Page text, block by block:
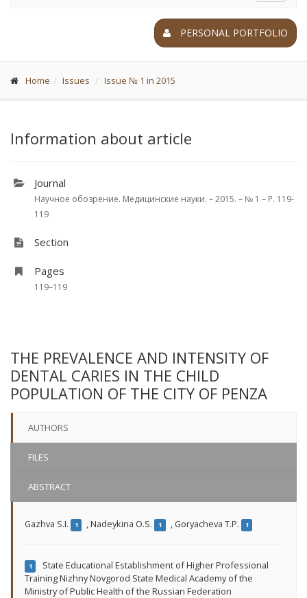
PERSONAL PORTFOLIO
Home Issues Issue № 1 in 2015
Information about article
Journal
Научное обозрение. Медицинские науки. – 2015. – № 1 – P. 119-
119
Section
Pages
119–119
THE PREVALENCE AND INTENSITY OF
DENTAL CARIES IN THE CHILD
POPULATION OF THE CITY OF PENZA
AUTHORS
FILES
ABSTRACT
Gazhva S.I. 1 ,Nadeykina O.S. 1 , Goryacheva T.P. 1
1
State Educational Establishment of Higher Professional
Training Nizhny Novgorod State Medical Academy of the
Ministry of Public Health of the Russian Federation